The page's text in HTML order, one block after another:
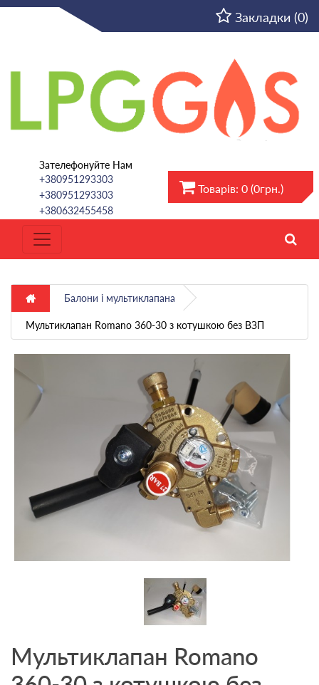
Закладки (0)
Зателефонуйте Нам
+380951293303
+380951293303
+380632455458
Товарів: 0 (0грн.)
Балони і мультиклапана
Мультиклапан Romano 360-30 з котушкою без ВЗП
Мультиклапан Romano